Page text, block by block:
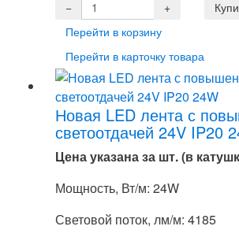
Перейти в корзину
Перейти в карточку товара
Новая LED лента с
светоотдачей 24V IP20
Цена указана за шт. (в
Мощность, Вт/м: 24W
Световой поток, лм/м: 4185